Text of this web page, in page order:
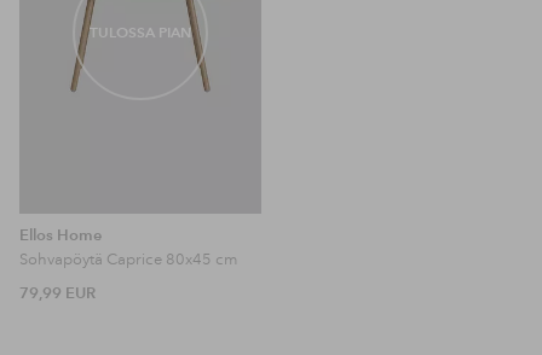
TULOSSA PIAN
Ellos Home
Sohvapöytä Caprice 80x45 cm
79,99 EUR